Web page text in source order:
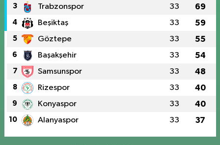
3 Trabzonspor 33 69
4 Beşiktaş 33 59
5 Göztepe 33 55
6 Başakşehir 33 54
7 Samsunspor 33 48
8 Rizespor 33 40
9 Konyaspor 33 40
10 Alanyaspor 33 37